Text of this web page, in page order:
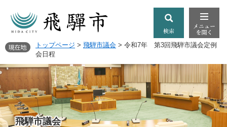
トップページ > 飛騨市議会 > 令和7年 第3回飛騨市議会定例
会日程
飛騨市議会